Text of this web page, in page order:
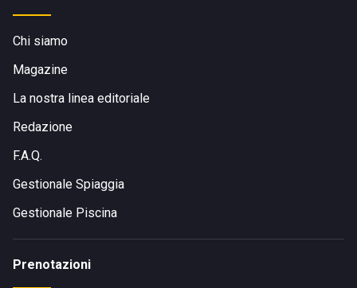
Chi siamo
Magazine
La nostra linea editoriale
Redazione
F.A.Q.
Gestionale Spiaggia
Gestionale Piscina
Prenotazioni